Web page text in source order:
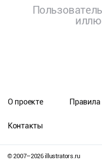
© 2007–2026illustrators.ru
О проекте Правила
Контакты